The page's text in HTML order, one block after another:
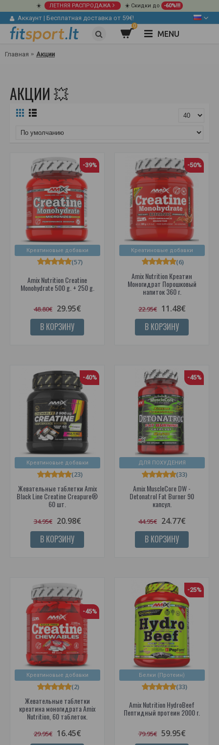
☀️ ЛЕТНЯЯ РАСПРОДАЖА ☀️ Скидки до -60%!!!
Аккаунт | Бесплатная доставка от 59€!
0
MENU
Главная Акции
АКЦИИ 💥
Креатиновые добавки
-39%
Amix Nutrition Creatine
Monohydrate 500 g. + 250 g.
(57)
48.80€ 29.95€
В КОРЗИНУ
Креатиновые добавки
-50%
Amix Nutrition Креатин
Моногидрат Порошковый
напиток 360 г.
(6)
22.95€ 11.48€
В КОРЗИНУ
Креатиновые добавки
-40%
Жевательные таблетки Amix
Black Line Creatine Creapure®
60 шт.
(23)
34.95€ 20.98€
В КОРЗИНУ
ДЛЯ ПОХУДЕНИЯ
-45%
Amix MuscleCore DW -
Detonatrol Fat Burner 90
капсул.
(33)
44.95€ 24.77€
В КОРЗИНУ
Креатиновые добавки
-45%
Жевательные таблетки
креатина моногидрата Amix
Nutrition, 60 таблеток.
(2)
29.95€ 16.45€
Белки (Протеин)
-25%
Amix Nutrition HydroBeef
Пептидный протеин 2000 г.
(33)
79.95€ 59.95€